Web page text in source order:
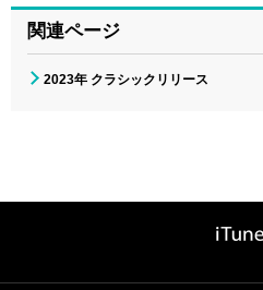
関連ページ
2023年 クラシックリリース